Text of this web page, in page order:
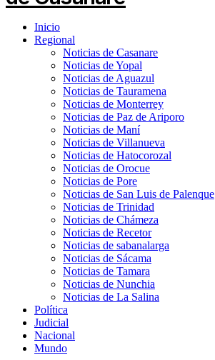
Inicio
Regional
Noticias de Casanare
Noticias de Yopal
Noticias de Aguazul
Noticias de Tauramena
Noticias de Monterrey
Noticias de Paz de Ariporo
Noticias de Maní
Noticias de Villanueva
Noticias de Hatocorozal
Noticias de Orocue
Noticias de Pore
Noticias de San Luis de Palenque
Noticias de Trinidad
Noticias de Chámeza
Noticias de Recetor
Noticias de sabanalarga
Noticias de Sácama
Noticias de Tamara
Noticias de Nunchia
Noticias de La Salina
Política
Judicial
Nacional
Mundo